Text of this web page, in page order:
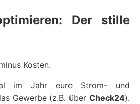
Der stille
Kosten.
im Jahr eure Strom- und
Gewerbe (z.B. über Check24).